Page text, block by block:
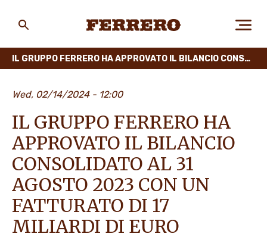
PERSONE E AMBIENTE
I NOSTRI PRODOTTI
LAVORA CON NOI
main
IL GRUPPO FERRERO HA APPROVATO IL BILANCIO CONSOLIDATO AL 31 AGOSTO 2023 CON UN FATTURATO DI 17 MILIARDI DI EURO
Wed, 02/14/2024 - 12:00
IL GRUPPO FERRERO HA
APPROVATO IL BILANCIO
CONSOLIDATO AL 31
AGOSTO 2023 CON UN
FATTURATO DI 17
MILIARDI DI EURO